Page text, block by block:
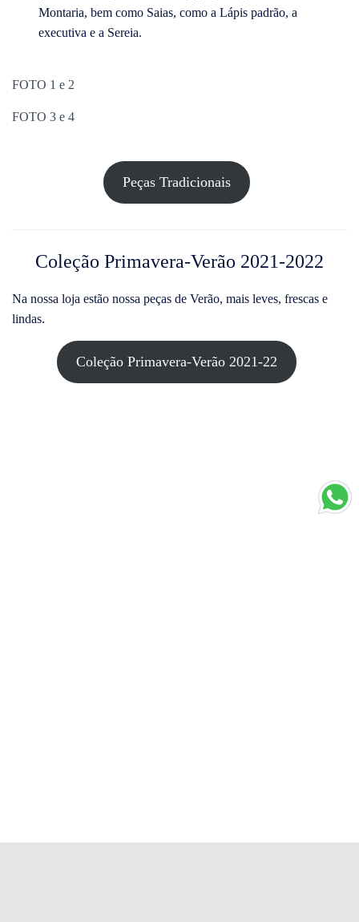
Montaria, bem como Saias, como a Lápis padrão, a
executiva e a Sereia.
FOTO 1 e 2
FOTO 3 e 4
Peças Tradicionais
Coleção Primavera-Verão 2021-2022
Na nossa loja estão nossa peças de Verão, mais leves, frescas e
lindas.
Coleção Primavera-Verão 2021-22